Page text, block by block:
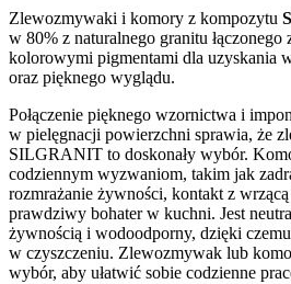
Zlewozmywaki i komory z kompozytu
w 80% z naturalnego granitu łączonego
kolorowymi pigmentami dla uzyskania
oraz pięknego wyglądu.
Połączenie pięknego wzornictwa i
w pielęgnacji powierzchni sprawia, że
SILGRANIT to doskonały wybór.
codziennym wyzwaniom, takim jak
rozmrażanie żywności, kontakt z
prawdziwy bohater w kuchni. Jest
żywnością i wodoodporny, dzięki
w czyszczeniu. Zlewozmywak lub
wybór, aby ułatwić sobie codzienne